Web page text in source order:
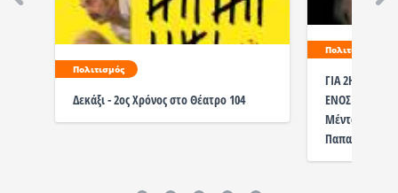
Πολιτισμός
Δεκάξι - 2ος Χρόνος στο Θέατρο 104
Πολιτισμός
ΓΙΑ 2Η ΧΡΟΝΙΑ
ΕΝΟΣ
Μέντοφ, σε